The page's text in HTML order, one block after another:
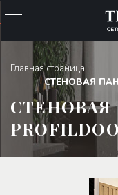
Главная страница
СТЕНОВАЯ
СТЕНОВАЯ